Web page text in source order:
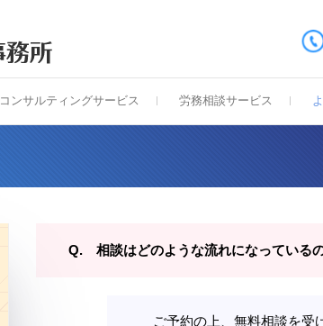
コンサルティングサービス 労務相談サービス
Q. 相談はどのような流れになっている
ご予約の上、無料相談を受